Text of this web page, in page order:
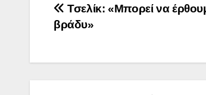
Πλοήγηση
άρθρων
Τσελίκ: «Μπορεί να
βράδυ»